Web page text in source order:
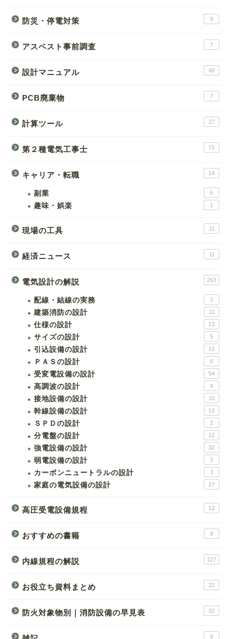
防災・停電対策 9
アスベスト事前調査 7
設計マニュアル 40
PCB廃棄物 7
計算ツール 27
第２種電気工事士 71
キャリア・転職 14
副業 6
趣味・娯楽 1
現場の工具 11
経済ニュース 11
電気設計の解説 263
配線・結線の実務 2
建築消防の設計 11
仕様の設計 13
サイズの設計 5
引込設備の設計 12
ＰＡＳの設計 6
受変電設備の設計 54
高調波の設計 4
接地設備の設計 10
幹線設備の設計 13
ＳＰＤの設計 2
分電盤の設計 12
強電設備の設計 32
弱電設備の設計 3
カーボンニュートラルの設計 3
家庭の電気設備の設計 27
高圧受電設備規程 12
おすすめの書籍 9
内線規程の解説 127
お役立ち資料まとめ 22
防火対象物別｜消防設備の早見表 32
9